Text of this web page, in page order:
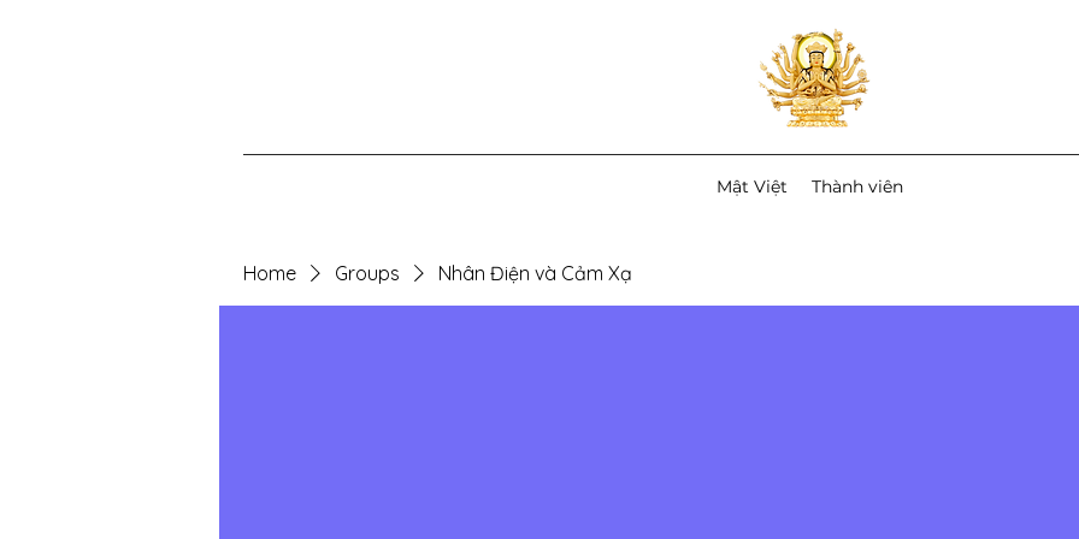
Mật Việt Thành viên
Home Groups Nhân Điện và Cảm Xạ